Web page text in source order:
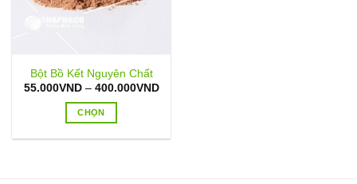
Bột Bồ Kết Nguyên Chất
55.000VND – 400.000VNDKhoảng
400.000VND
CHỌN